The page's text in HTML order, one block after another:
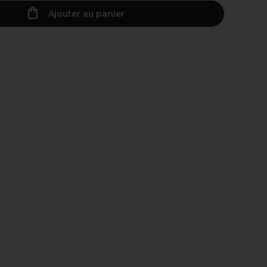
Ajouter au panier